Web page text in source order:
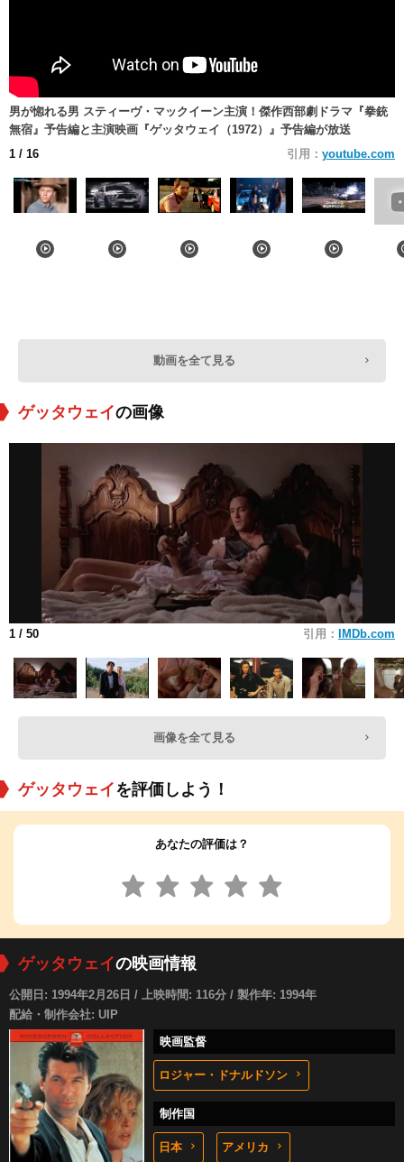
男が惚れる男 スティーヴ・マックイーン主演！傑作西部劇ドラマ『拳銃
無宿』予告編と主演映画『ゲッタウェイ（1972）』予告編が放送
1 / 16 引用： youtube.com
動画を全て見る
ゲッタウェイの画像
1 / 50 引用： IMDb.com
画像を全て見る
ゲッタウェイを評価しよう！
あなたの評価は？
ゲッタウェイの映画情報
公開日: 1994年2月26日 / 上映時間: 116分 / 製作年: 1994年
配給・制作会社: UIP
映画監督
ロジャー・ドナルドソン
制作国
日本 アメリカ